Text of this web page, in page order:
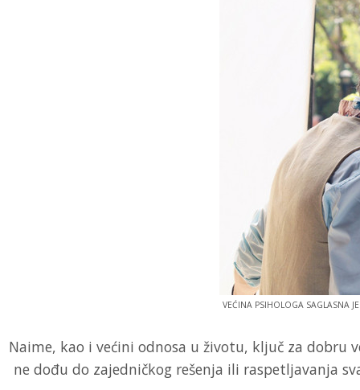
VEĆINA PSIHOLOGA SAGLASNA
Naime, kao i većini odnosa u životu, ključ za dobru
ne dođu do zajedničkog rešenja ili raspetljavanja